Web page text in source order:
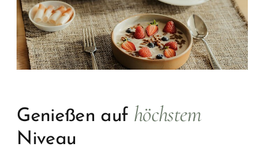
Genießen auf höchstem
Niveau